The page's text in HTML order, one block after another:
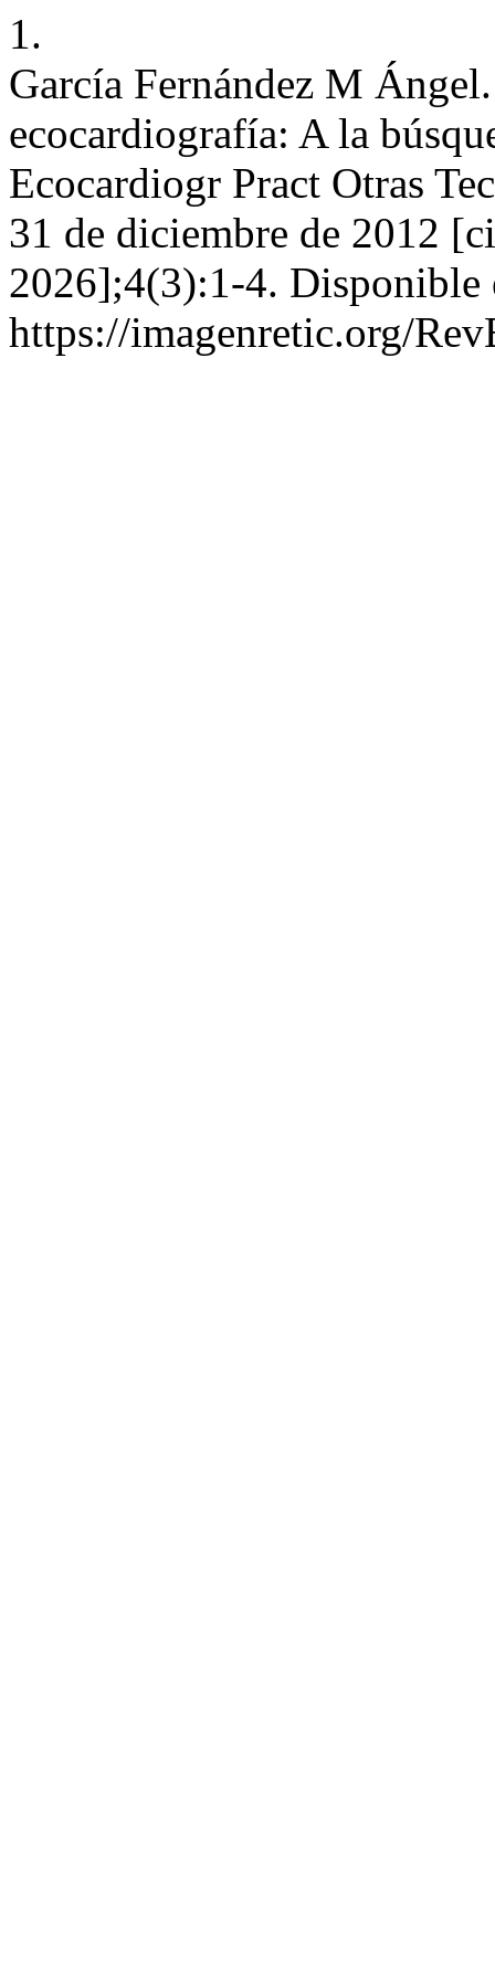
1.
García Fernández M
ecocardiografía: A la
Ecocardiogr Pract Otras
31 de diciembre de 2012
2026];4(3):1-4. Disponible
https://imagenretic.org/